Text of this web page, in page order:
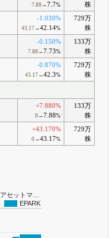
7.88→ 7.7%
株
-1.030%
43.17→ 42.14%
729万
株
-0.150%
7.88→ 7.73%
133万
株
-0.870%
43.17→ 42.3%
729万
株
+7.880%
0→ 7.88%
133万
株
+43.170%
0→ 43.17%
729万
株
アセットマ…
EPARK